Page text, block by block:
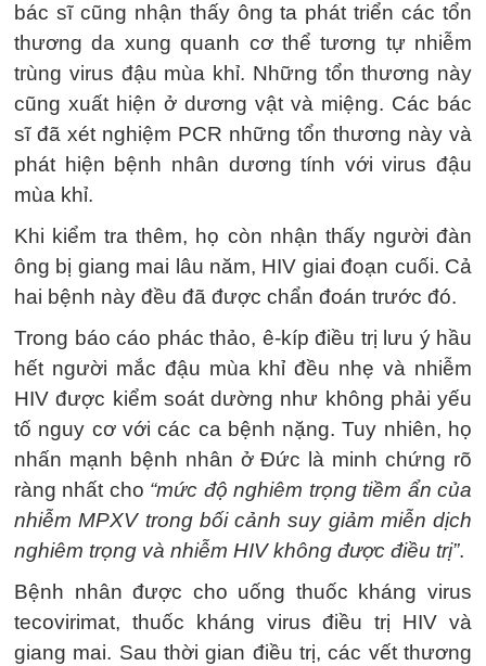
bác sĩ cũng nhận thấy ông ta phát triển các tổn
thương da xung quanh cơ thể tương tự nhiễm
trùng virus đậu mùa khỉ. Những tổn thương này
cũng xuất hiện ở dương vật và miệng. Các bác
sĩ đã xét nghiệm PCR những tổn thương này và
phát hiện bệnh nhân dương tính với virus đậu
mùa khỉ.
Khi kiểm tra thêm, họ còn nhận thấy người đàn
ông bị giang mai lâu năm, HIV giai đoạn cuối. Cả
hai bệnh này đều đã được chẩn đoán trước đó.
Trong báo cáo phác thảo, ê-kíp điều trị lưu ý hầu
hết người mắc đậu mùa khỉ đều nhẹ và nhiễm
HIV được kiểm soát dường như không phải yếu
tố nguy cơ với các ca bệnh nặng. Tuy nhiên, họ
nhấn mạnh bệnh nhân ở Đức là minh chứng rõ
ràng nhất cho “mức độ nghiêm trọng tiềm ẩn của
nhiễm MPXV trong bối cảnh suy giảm miễn dịch
nghiêm trọng và nhiễm HIV không được điều trị”.
Bệnh nhân được cho uống thuốc kháng virus
tecovirimat, thuốc kháng virus điều trị HIV và
giang mai. Sau thời gian điều trị, các vết thương